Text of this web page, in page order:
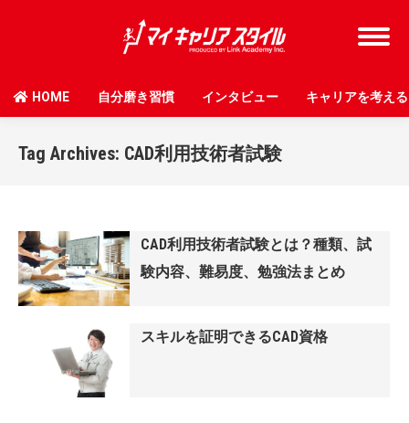
HOME 自分磨き習慣 インタビュー キャリアを考える
Tag Archives: CAD利用技術者試験
CAD利用技術者試験とは？種類、試
験内容、難易度、勉強法まとめ
スキルを証明できるCAD資格